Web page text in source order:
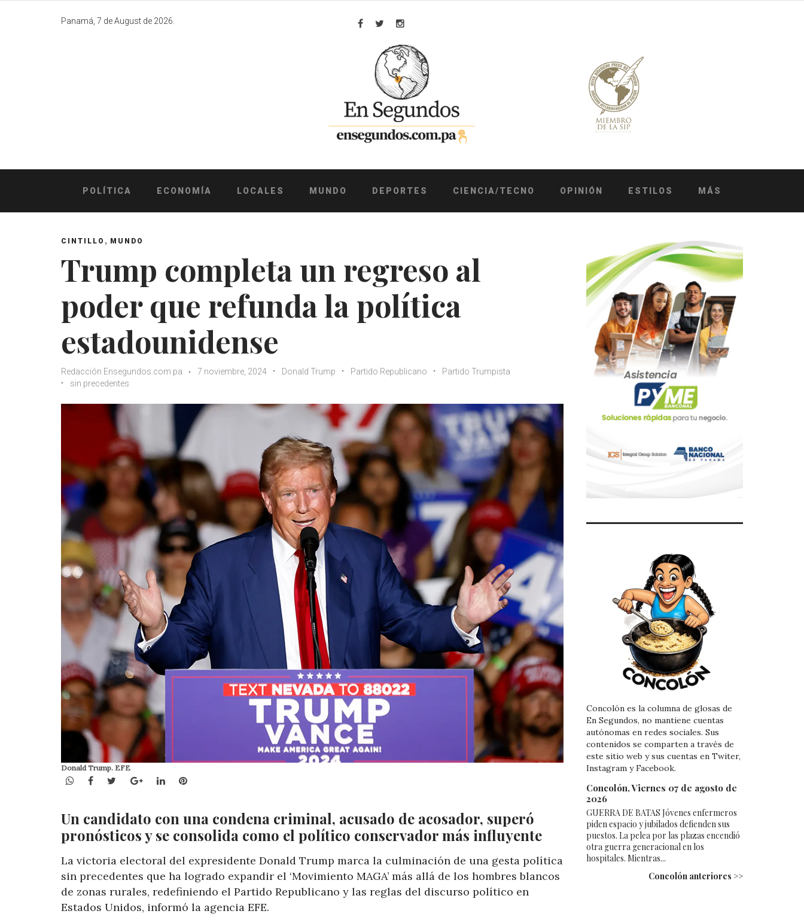
Panamá, 7 de August de 2026.
Facebook
TwitterInstagram
POLÍTICA ECONOMÍA LOCALES MUNDO DEPORTES CIENCIA/TECNO OPINIÓN ESTILOS MÁS
CINTILLO , MUNDO
Trump completa un regreso al
poder que refunda la política
estadounidense
Redacción Ensegundos.com.pa 7 noviembre, 2024 Donald Trump Partido Republicano
Partido Trumpista
sin precedentes
Donald Trump. EFE
WhatsApp
Facebook
TwitterGoogle+LinkedInPinterest
Un candidato con una condena criminal, acusado de acosador, superó
pronósticos y se consolida como el político conservador más influyente
La victoria electoral del expresidente Donald Trump marca la culminación de una gesta política
sin precedentes que ha logrado expandir el ‘Movimiento MAGA’ más allá de los hombres blancos
de zonas rurales, redefiniendo el Partido Republicano y las reglas del discurso político en
Estados Unidos, informó la agencia EFE.
Concolón es la columna de glosas de
En Segundos, no mantiene cuentas
autónomas en redes sociales. Sus
contenidos se comparten a través de
este sitio web y sus cuentas en Twiter,
Instagram y Facebook.
Concolón, Viernes 07 de agosto de
2026
GUERRA DE BATAS Jóvenes enfermeros
piden espacio y jubilados defienden sus
puestos. La pelea por las plazas encendió
otra guerra generacional en los
hospitales. Mientras...
Concolón anteriores >>